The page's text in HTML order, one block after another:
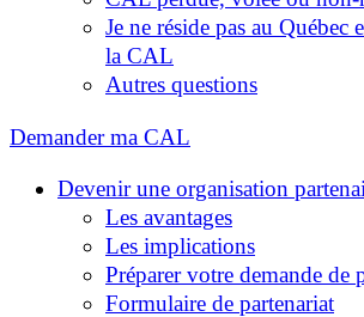
Je ne réside pas au Québec
la CAL
Autres questions
Demander ma CAL
Devenir une organisation
Les avantages
Les implications
Préparer votre demande de
Formulaire de partenariat